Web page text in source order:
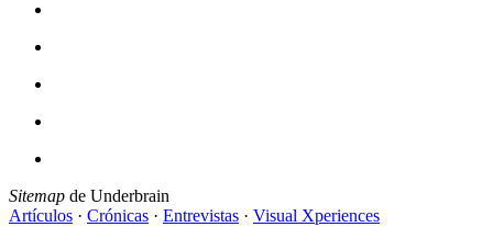
Sitemap de Underbrain
Artículos · Crónicas · Entrevistas · Visual Xperiences